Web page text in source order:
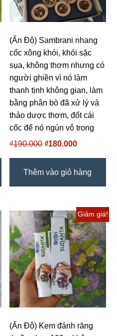
(Ấn Độ) Sambrani nhang
cốc xông khói, khói sặc
sụa, không thơm nhưng có
người ghiền vì nó làm
thanh tịnh không gian, làm
bằng phân bò đã xử lý và
thảo dược thơm, đốt cái
cốc để nó ngún vô trong
₫190.000 Giá
là:
₫180.000
tại
Thêm vào giỏ hàng
Giảm giá!
(Ấn Độ) Kem đánh răng